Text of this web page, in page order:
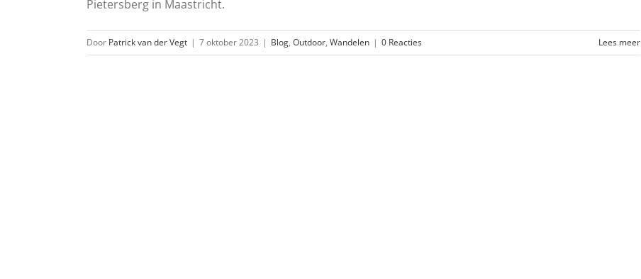
Pietersberg in Maastricht.
Door Patrick van der Vegt | 7 oktober 2023 | Blog, Outdoor, Wandelen | 0 Reacties Lees meer